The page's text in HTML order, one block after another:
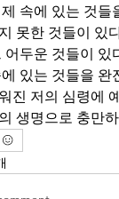
속에 있는 것들
못한 것들이 있
어두운 것들이 있
있는 것들을
진 저의 심령에
생명으로 충만